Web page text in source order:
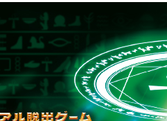
・コラボレ